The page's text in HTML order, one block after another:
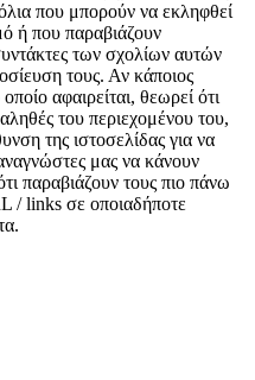
που μπορούν να εκληφθεί
ή που παραβιάζουν
των σχολίων αυτών
τους. Αν κάποιος
αφαιρείται, θεωρεί ότι
του περιεχομένου του,
της ιστοσελίδας για να
μας να κάνουν
παραβιάζουν τους πιο πάνω
/ links σε οποιαδήποτε